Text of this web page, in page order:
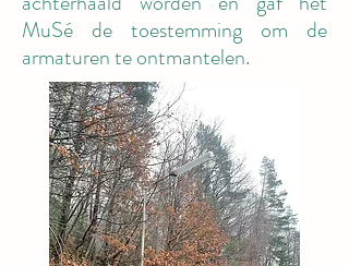
MuSé de toestemming om de
armaturen te ontmantelen.